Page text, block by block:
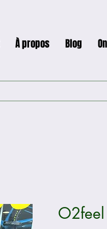
À propos Blog
O2feel